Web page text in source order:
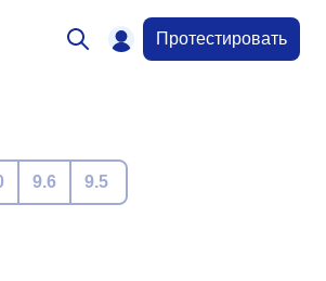
Протестировать
9.6 9.5